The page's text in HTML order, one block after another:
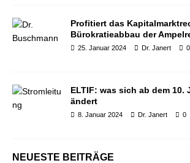
Profitiert das
Bürokratieabbau der
25. Januar 2024 Dr. Janert 0
ELTIF: was sich ab dem 10.
ändert
8. Januar 2024 Dr. Janert 0
NEUESTE BEITRÄGE